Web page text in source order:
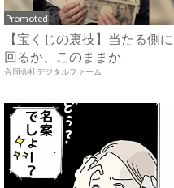
Promoted
【宝くじの裏技】当たる側に
回るか、このままか
合同会社デジタルファーム